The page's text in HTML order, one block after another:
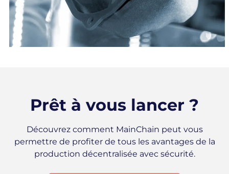
Prêt à vous lancer ?
Découvrez comment MainChain peut vous
permettre de profiter de tous les avantages de la
production décentralisée avec sécurité.